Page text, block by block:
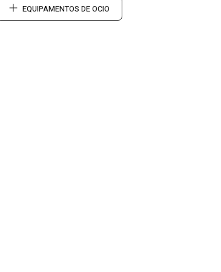
EQUIPAMENTOS DE OCIO